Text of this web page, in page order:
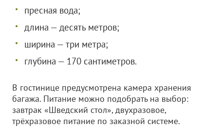
пресная вода;
длина — десять метров;
ширина — три метра;
глубина — 170 сантиметров.
В гостинице предусмотрена камера хранения
багажа. Питание можно подобрать на выбор:
завтрак «Шведский стол», двухразовое,
трёхразовое питание по заказной системе.